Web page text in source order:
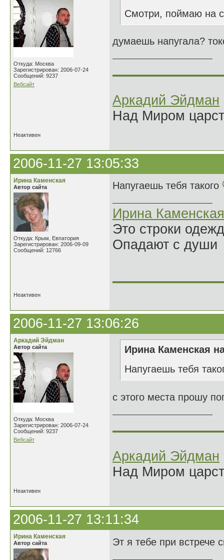
Откуда: Москва
Зарегистрирован: 2006-07-24
Сообщений: 9237
Вебсайт
Смотри, поймаю на
думаешь напугала?
Аркадий Эйдман
Над Миром
Неактивен
2006-11-27 13:05:33
Ирина Каменская
Автор сайта
Откуда: Крым, Евпатория
Зарегистрирован: 2006-09-09
Сообщений: 12766
Напугаешь тебя такого
Ирина Каменская
Это строки
Опадают с души
Неактивен
2006-11-27 13:06:26
Аркадий Эйдман
Автор сайта
Откуда: Москва
Зарегистрирован: 2006-07-24
Сообщений: 9237
Вебсайт
Ирина Каменская
Напугаешь тебя
с этого места прошу
Аркадий Эйдман
Над Миром
Неактивен
2006-11-27 13:11:34
Ирина Каменская
Автор сайта Эт я тебе при встрече